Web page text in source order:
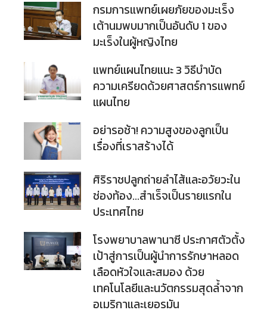
กรมการแพทย์เผยภัยของมะเร็ง
เต้านมพบมากเป็นอันดับ 1 ของ
มะเร็งในผู้หญิงไทย
แพทย์แผนไทยแนะ 3 วิธีบำบัด
ความเครียดด้วยศาสตร์การแพทย์
แผนไทย
อย่ารอช้า! ความสูงของลูกเป็น
เรื่องที่เราสร้างได้
ศิริราชปลูกถ่ายลำไส้และอวัยวะใน
ช่องท้อง...สำเร็จเป็นรายแรกใน
ประเทศไทย
โรงพยาบาลพานาซี ประกาศตัวตั้ง
เป้าสู่การเป็นผู้นำการรักษาหลอด
เลือดหัวใจและสมอง ด้วย
เทคโนโลยีและนวัตกรรมสุดล้ำจาก
อเมริกาและเยอรมัน